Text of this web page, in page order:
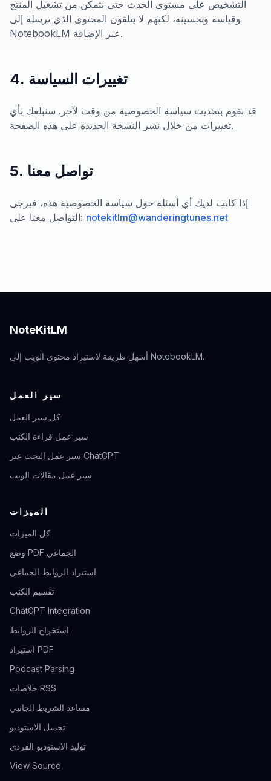
التشخيص على مستوى الحدث حتى نتمكن من تشغيل المنتج
وقياسه وتحسينه، لكنهم لا يتلقون المحتوى الذي ترسله إلى
NotebookLM عبر الإضافة.
4. تغييرات السياسة
قد نقوم بتحديث سياسة الخصوصية من وقت لآخر. سنبلغك بأي
تغييرات من خلال نشر النسخة الجديدة على هذه الصفحة.
5. تواصل معنا
إذا كانت لديك أي أسئلة حول سياسة الخصوصية هذه، فيرجى
التواصل معنا على: notekitlm@wanderingtunes.net
NoteKitLM
أسهل طريقة لاستيراد محتوى الويب إلى NotebookLM.
سير العمل
كل سير العمل
سير عمل قراءة الكتب
سير عمل البحث عبر ChatGPT
سير عمل مقالات الويب
الميزات
كل الميزات
وضع PDF الجماعي
استيراد الروابط الجماعي
تقسيم الكتب
ChatGPT Integration
استخراج الروابط
استيراد PDF
Podcast Parsing
خلاصات RSS
مساعد الشريط الجانبي
تحميل الاستوديو
توليد الاستوديو الفردي
View Source